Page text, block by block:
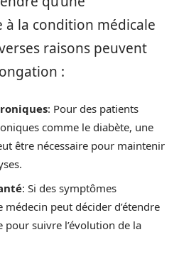
à la condition médicale
raisons peuvent
:
: Pour des patients
comme le diabète, une
être nécessaire pour maintenir
: Si des symptômes
peut décider d’étendre
pour suivre l’évolution de la